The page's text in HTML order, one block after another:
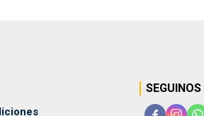
SEGUINOS